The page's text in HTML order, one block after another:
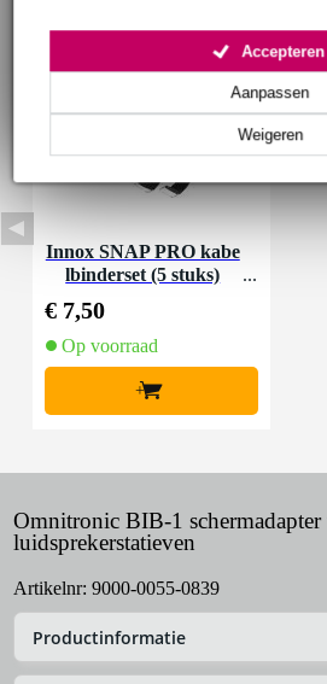
Weigeren
Aanpassen
Accepteren
Innox SNAP PRO kabe
lbinderset (5 stuks)
€ 7,50
Op voorraad
+
Omnitronic BIB-1
luidsprekerstatieven
Artikelnr: 9000-0055-0839
Productinformatie